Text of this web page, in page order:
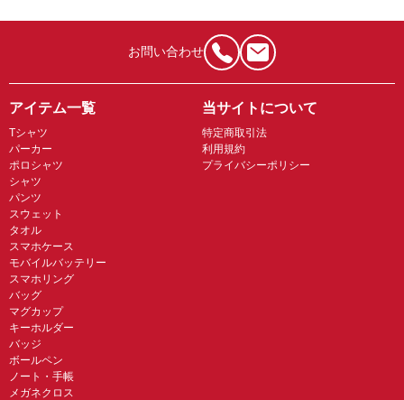
お問い合わせ
アイテム一覧
Tシャツ
パーカー
ポロシャツ
シャツ
パンツ
スウェット
タオル
スマホケース
モバイルバッテリー
スマホリング
バッグ
マグカップ
キーホルダー
バッジ
ボールペン
ノート・手帳
メガネクロス
当サイトについて
特定商取引法
利用規約
プライバシーポリシー